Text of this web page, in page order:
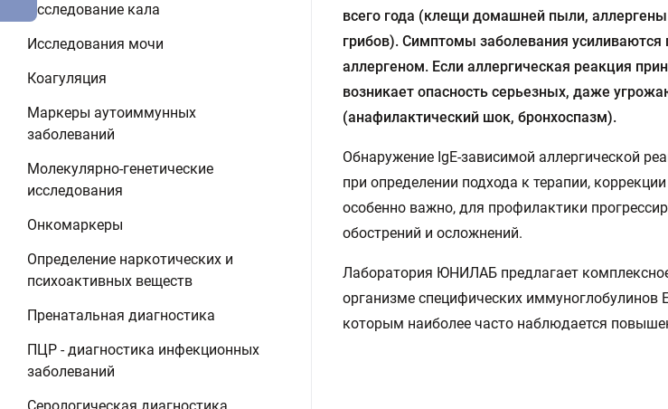
Исследование кала
Исследования мочи
Коагуляция
Маркеры аутоиммунных
заболеваний
Молекулярно-генетические
исследования
Онкомаркеры
Определение наркотических и
психоактивных веществ
Пренатальная диагностика
ПЦР - диагностика инфекционных
заболеваний
всего года (клещи домашней пыли,
грибов). Симптомы заболевания
аллергеном. Если аллергическая реакция
возникает опасность серьезных, даже
(анафилактический шок, бронхоспазм).
Обнаружение IgE-зависимой аллергической
при определении подхода к терапии,
особенно важно, для профилактики
обострений и осложнений.
Лаборатория ЮНИЛАБ предлагает
организме специфических иммуноглобулинов
которым наиболее часто наблюдается